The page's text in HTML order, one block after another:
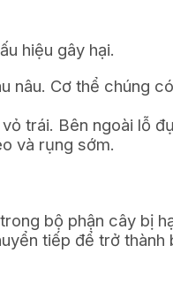
hiệu gây hại.
nâu. Cơ thể chúng
trái. Bên ngoài lỗ
và rụng sớm.
bộ phận cây bị
tiếp để trở thành